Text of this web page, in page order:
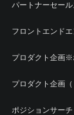
パートナーセー
フロントエンドエ
プロダクト企画※
プロダクト企画（
ポジションサー